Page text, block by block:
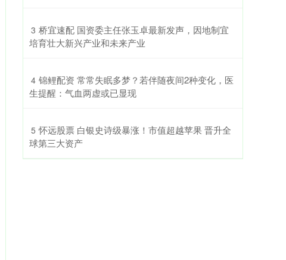
3 ​桥宜速配 国资委主任张玉卓最新发声，因地制宜
培育壮大新兴产业和未来产业
4 ​锦鲤配资 常常失眠多梦？若伴随夜间2种变化，医
生提醒：气血两虚或已显现
5 ​怀远股票 白银史诗级暴涨！市值超越苹果 晋升全
球第三大资产